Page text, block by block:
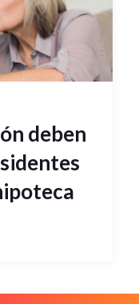
deben